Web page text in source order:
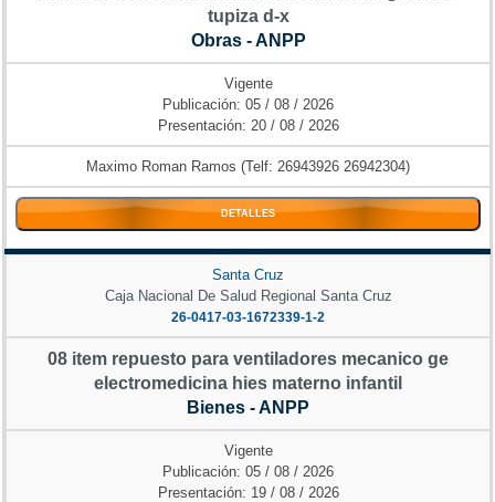
tupiza d-x
Obras - ANPP
Vigente
Publicación: 05 / 08 / 2026
Presentación: 20 / 08 / 2026
Maximo Roman Ramos (Telf: 26943926 26942304)
DETALLES
Santa Cruz
Caja Nacional De Salud Regional Santa Cruz
26-0417-03-1672339-1-2
08 item repuesto para ventiladores mecanico ge
electromedicina hies materno infantil
Bienes - ANPP
Vigente
Publicación: 05 / 08 / 2026
Presentación: 19 / 08 / 2026